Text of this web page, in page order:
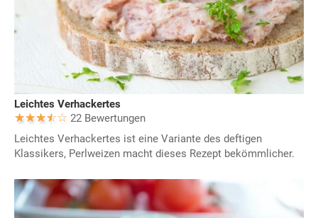
Leichtes Verhackertes
22 Bewertungen
Leichtes Verhackertes ist eine Variante des deftigen
Klassikers, Perlweizen macht dieses Rezept bekömmlicher.